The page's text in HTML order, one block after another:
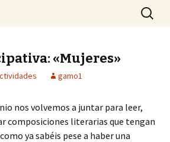
Gamonal Buscar:
«Mujeres»
gamo1
nos volvemos a juntar para leer,
composiciones literarias que tengan
ya sabéis pese a haber una